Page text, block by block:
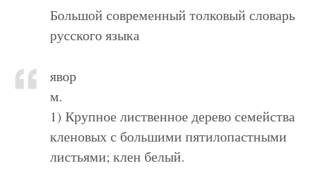
Большой современный толковый словарь
русского языка
явор
м.
1) Крупное лиственное дерево семейства
кленовых с большими пятилопастными
листьями; клен белый.